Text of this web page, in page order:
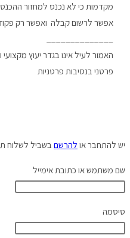
מקדמות כי לא נכנס למחזור
אפשר לרשום קבלה ואפשר רק
האמור לעיל אינו בגדר יעוץ
פרטני בנסיבות פרטניות
יש להתחבר או להרשם בשביל לשלוח
שם משתמש או כתובת אימייל
סיסמה